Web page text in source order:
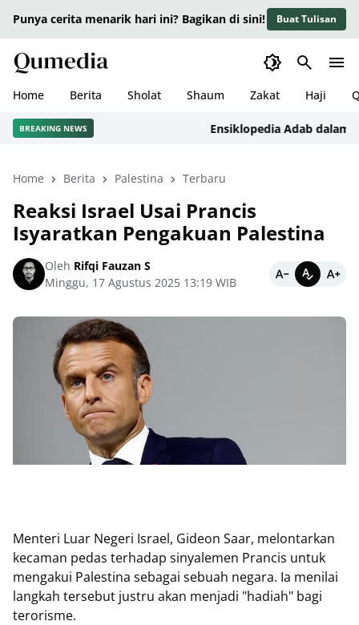
Punya cerita menarik hari ini? Bagikan di sini! Buat Tulisan
Home Berita Sholat Shaum Zakat Haji
BREAKING NEWS Ensiklopedia Adab dalam
Home Berita Palestina Terbaru
Reaksi Israel Usai Prancis
Isyaratkan Pengakuan Palestina
Oleh Rifqi Fauzan S
Minggu, 17 Agustus 2025 13:19 WIB
Menteri Luar Negeri Israel, Gideon Saar, melontarkan
kecaman pedas terhadap sinyalemen Prancis untuk
mengakui Palestina sebagai sebuah negara. Ia menilai
langkah tersebut justru akan menjadi "hadiah" bagi
terorisme.